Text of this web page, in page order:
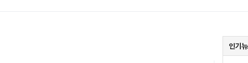
인기